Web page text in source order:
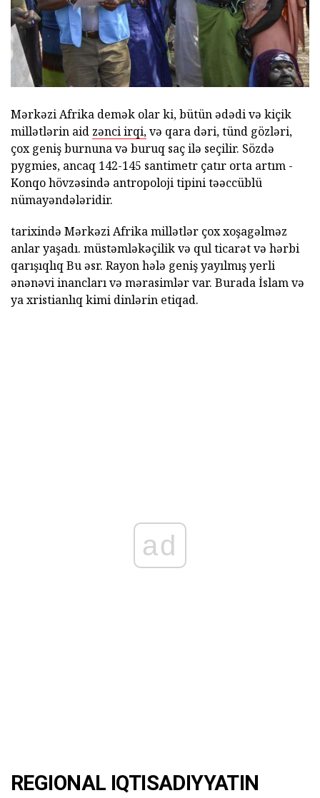
Mərkəzi Afrika demək olar ki, bütün ədədi və kiçik
millətlərin aid zənci irqi,və qara dəri, tünd gözləri,
çox geniş burnuna və buruq saç ilə seçilir. Sözdə
pygmies, ancaq 142-145 santimetr çatır orta artım -
Konqo hövzəsində antropoloji tipini təəccüblü
nümayəndələridir.
tarixində Mərkəzi Afrika millətlər çox xoşagəlməz
anlar yaşadı. müstəmləkəçilik və qul ticarət və hərbi
qarışıqlıq Bu əsr. Rayon hələ geniş yayılmış yerli
ənənəvi inancları və mərasimlər var. Burada İslam və
ya xristianlıq kimi dinlərin etiqad.
ad
REGIONAL IQTISADIYYATIN